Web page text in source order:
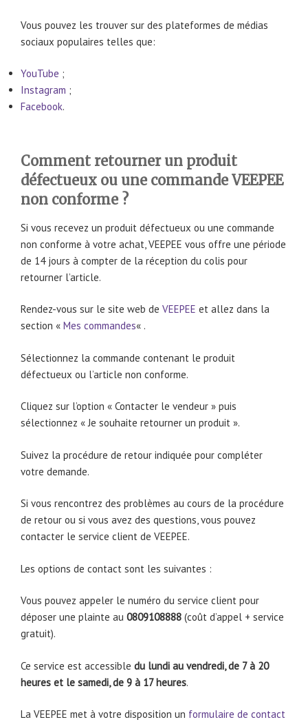
Vous pouvez les trouver sur des plateformes de médias
sociaux populaires telles que:
YouTube ;
Instagram ;
Facebook.
Comment retourner un produit
défectueux ou une commande VEEPEE
non conforme ?
Si vous recevez un produit défectueux ou une commande
non conforme à votre achat, VEEPEE vous offre une période
de 14 jours à compter de la réception du colis pour
retourner l’article.
Rendez-vous sur le site web de VEEPEE et allez dans la
section « Mes commandes« .
Sélectionnez la commande contenant le produit
défectueux ou l’article non conforme.
Cliquez sur l’option « Contacter le vendeur » puis
sélectionnez « Je souhaite retourner un produit ».
Suivez la procédure de retour indiquée pour compléter
votre demande.
Si vous rencontrez des problèmes au cours de la procédure
de retour ou si vous avez des questions, vous pouvez
contacter le service client de VEEPEE.
Les options de contact sont les suivantes :
Vous pouvez appeler le numéro du service client pour
déposer une plainte au 0809108888 (coût d’appel + service
gratuit).
Ce service est accessible du lundi au vendredi, de 7 à 20
heures et le samedi, de 9 à 17 heures.
La VEEPEE met à votre disposition un formulaire de contact